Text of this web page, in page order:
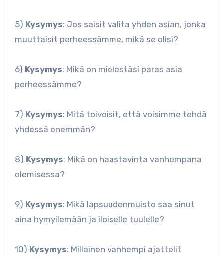
5) Kysymys: Jos saisit valita yhden asian, jonka
muuttaisit perheessämme, mikä se olisi?
6) Kysymys: Mikä on mielestäsi paras asia
perheessämme?
7) Kysymys: Mitä toivoisit, että voisimme tehdä
yhdessä enemmän?
8) Kysymys: Mikä on haastavinta vanhempana
olemisessa?
9) Kysymys: Mikä lapsuudenmuisto saa sinut
aina hymyilemään ja iloiselle tuulelle?
10) Kysymys: Millainen vanhempi ajattelit